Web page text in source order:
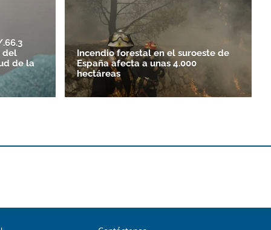
del
de la
Incendio forestal en el suroeste de
España afecta a unas 4.000
hectáreas